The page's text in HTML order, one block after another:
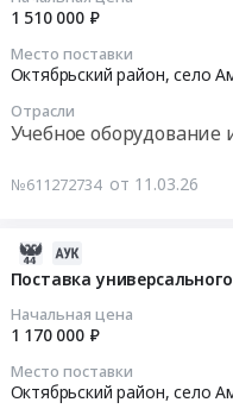
,
,
1 510 000 ₽
Место поставки
Октябрьский
Отрасли
Учебное
№611272734 от 11.03.26
Поставка
Начальная цена
1 170 000 ₽
Место поставки
Октябрьский